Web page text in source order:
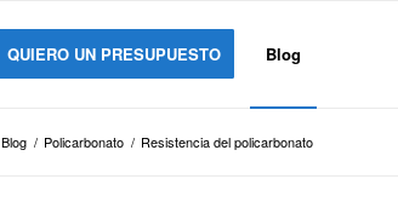
QUIERO UN PRESUPUESTO Blog
Blog / Policarbonato / Resistencia del policarbonato